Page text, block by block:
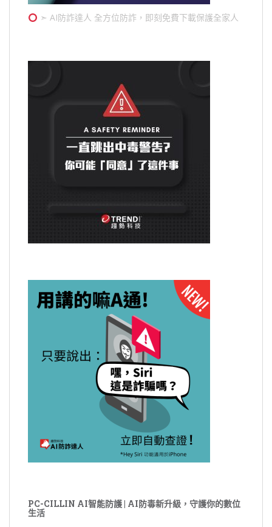
➣ AI防詐達人 全方位防詐，即刻免費下載保護全家人
PC-CILLIN AI智能防護 | AI防毒新升級，守護你的數位
生活